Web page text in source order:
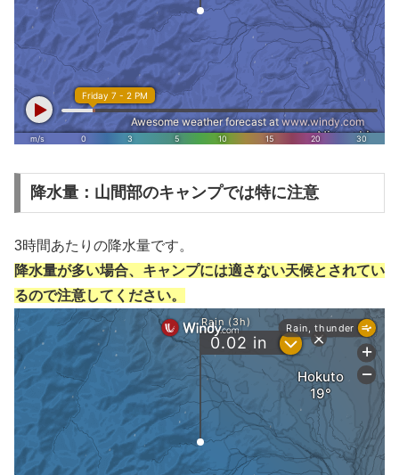
降水量：山間部のキャンプでは特に注意
3時間あたりの降水量です。
降水量が多い場合、キャンプには適さない天候とされてい
るので注意してください。